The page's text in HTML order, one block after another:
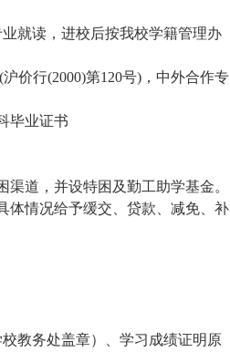
就读，进校后按我校学籍管理办
价行(2000)第120号)，中外合作专
毕业证书
道，并设特困及勤工助学基金。
体情况给予缓交、贷款、减免、补
教务处盖章）、学习成绩证明原